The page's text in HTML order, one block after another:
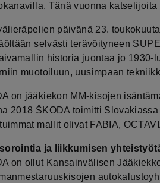
Tänä vuonna
päivänä 23.
selvästi terävöityneen
historia juontaa jo
muotoiluun, uusimpaan
on jääkiekon MM-kisojen
2018 ŠKODA toimitti
mallit olivat FABIA,
ja liikkumisen
on ollut Kansainvälisen